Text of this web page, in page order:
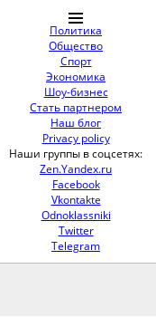
Политика
Общество
Спорт
Экономика
Шоу-бизнес
Стать партнером
Наш блог
Privacy policy
Наши группы в соцсетях:
Zen.Yandex.ru
Facebook
Vkontakte
Odnoklassniki
Twitter
Telegram